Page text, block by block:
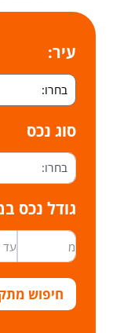
עיר:
סוג נכס
גודל נכס
חיפוש